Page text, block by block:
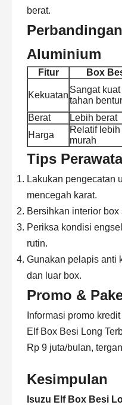
berat.
Aluminium
Fitur Box
Kekuatan
Sangat kuat
tahan
Berat
Lebih berat
Harga
Relatif lebih
murah
Tips
Lakukan pengecatan
mencegah karat.
Bersihkan interior
Periksa kondisi
rutin.
Gunakan pelapis anti
dan luar box.
Promo &
Informasi promo
Elf Box Besi Long
Rp 9 juta/bulan,
Kesimpulan
Isuzu Elf Box Besi